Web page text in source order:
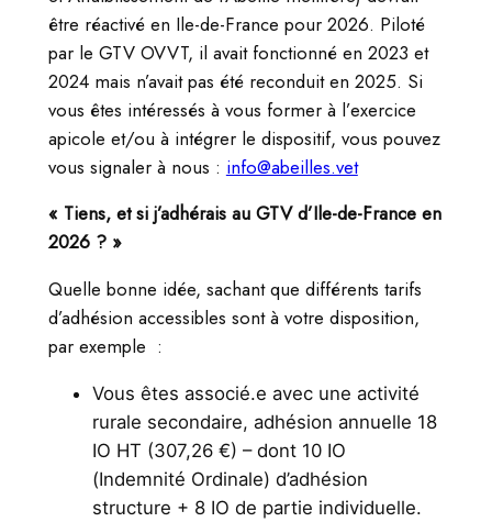
être réactivé en Ile-de-France pour 2026. Piloté
par le GTV OVVT, il avait fonctionné en 2023 et
2024 mais n’avait pas été reconduit en 2025. Si
vous êtes intéressés à vous former à l’exercice
apicole et/ou à intégrer le dispositif, vous pouvez
vous signaler à nous : info@abeilles.vet
« Tiens, et si j’adhérais au GTV d’Ile-de-France en
2026 ? »
Quelle bonne idée, sachant que différents tarifs
d’adhésion accessibles sont à votre disposition,
par exemple :
Vous êtes associé.e avec une activité
rurale secondaire, adhésion annuelle 18
IO HT (307,26 €) – dont 10 IO
(Indemnité Ordinale) d’adhésion
structure + 8 IO de partie individuelle.